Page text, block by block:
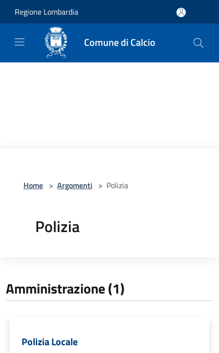
Regione Lombardia
Comune di Calcio
Home > Argomenti > Polizia
Polizia
Amministrazione (1)
Polizia Locale